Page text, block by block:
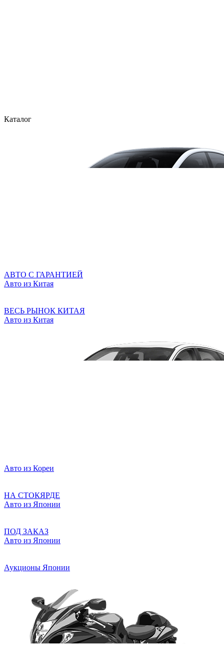
Каталог
АВТО С ГАРАНТИЕЙ
Авто из Китая
ВЕСЬ РЫНОК КИТАЯ
Авто из Китая
Авто из Кореи
НА СТОКЯРДЕ
Авто из Японии
ПОД ЗАКАЗ
Авто из Японии
Аукционы Японии